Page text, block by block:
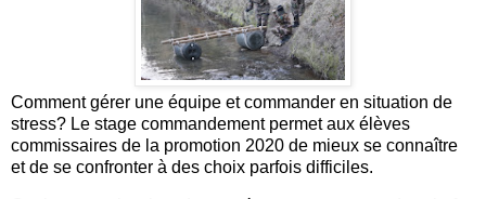
Comment gérer une équipe et commander en situation de
stress? Le stage commandement permet aux élèves
commissaires de la promotion 2020 de mieux se connaître
et de se confronter à des choix parfois difficiles.